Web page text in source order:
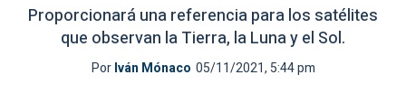
Proporcionará una referencia para los satélites
que observan la Tierra, la Luna y el Sol.
PorIván Mónaco 05/11/2021, 5:44 pm